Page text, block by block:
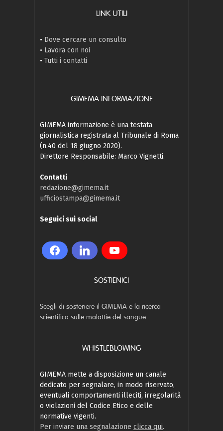
LINK UTILI
• Dove cercare un consulto
• Lavora con noi
• Tutti i contatti
GIMEMA INFORMAZIONE
GIMEMA informazione è una testata
giornalistica registrata al Tribunale di Roma
(n.40 del 18 giugno 2020).
Direttore Responsabile: Marco Vignetti.
Contatti
redazione@gimema.it
ufficiostampa@gimema.it
Seguici sui social
SOSTIENICI
Scegli di sostenere il GIMEMA e la ricerca
scientifica sulle malattie del sangue.
WHISTLEBLOWING
GIMEMA mette a disposizione un canale
dedicato per segnalare, in modo riservato,
eventuali comportamenti illeciti, irregolarità
o violazioni del Codice Etico e delle
normative vigenti.
Per inviare una segnalazione clicca qui.